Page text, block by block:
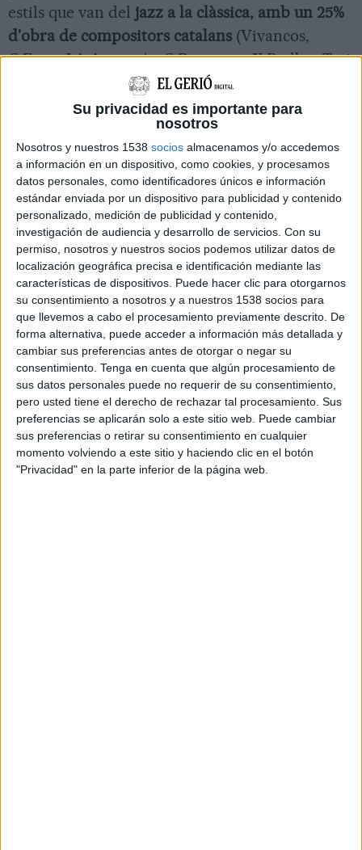
Su privacidad es importante para
nosotros
Nosotros y nuestros 1538 socios almacenamos y/o accedemos
a información en un dispositivo, como cookies, y procesamos
datos personales, como identificadores únicos e información
estándar enviada por un dispositivo para publicidad y contenido
personalizado, medición de publicidad y contenido,
investigación de audiencia y desarrollo de servicios. Con su
permiso, nosotros y nuestros socios podemos utilizar datos de
localización geográfica precisa e identificación mediante las
características de dispositivos. Puede hacer clic para otorgarnos
su consentimiento a nosotros y a nuestros 1538 socios para
que llevemos a cabo el procesamiento previamente descrito. De
forma alternativa, puede acceder a información más detallada y
cambiar sus preferencias antes de otorgar o negar su
consentimiento. Tenga en cuenta que algún procesamiento de
sus datos personales puede no requerir de su consentimiento,
pero usted tiene el derecho de rechazar tal procesamiento. Sus
preferencias se aplicarán solo a este sitio web. Puede cambiar
sus preferencias o retirar su consentimiento en cualquier
momento volviendo a este sitio y haciendo clic en el botón
"Privacidad" en la parte inferior de la página web.
estils que van del jazz a la clàssica, amb un 25%
d'obra de compositors catalans (Vivancos,
C.Font, J.A Amargós, C.Banavent, X.Batlles, Toti
Soler, Laura Andrés).
Porta Ferrada ha replicat així unestudi de
certamen programava un 12% en catalài ha
lamenta el seu “poc rigor”. En aquest context,
han destacat que el Festival de la Porta Ferrada
“ha estat, és i serà sempre al costat de la cultura
catalana”.
Dels concerts amb veu cantada, ha apuntat el
festival, 10 són en català, 2 bilingües i la resta en
diferents idiomes. El percentatge resultant
suposa un 33% en llengua catalana i no el 12% al
qual es refereix “aquest dubtós estudi” de
Plataforma per la Llengua, ha criticat.
El certamen considera que tenint en compte les
dimensions del Festival de la Porta Ferrada, el